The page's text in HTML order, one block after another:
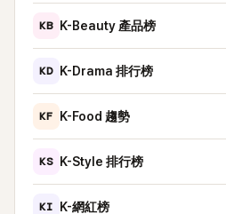
KB K-Beauty 產品榜
KD K-Drama 排行榜
KF K-Food 趨勢
KS K-Style 排行榜
KI K-網紅榜